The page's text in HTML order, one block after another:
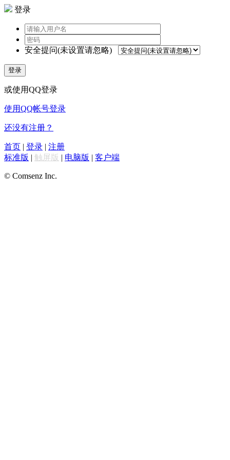
登录
安全提问(未设置请忽略)
登录
或使用QQ登录
使用QQ帐号登录
还没有注册？
首页 | 登录 | 注册
标准版 | 触屏版 | 电脑版 | 客户端
© Comsenz Inc.